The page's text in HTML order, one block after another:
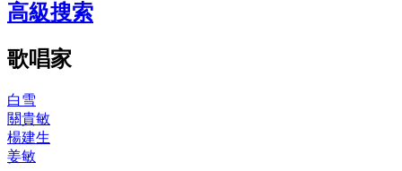
高級搜索
歌唱家
白雪
關貴敏
楊建生
姜敏